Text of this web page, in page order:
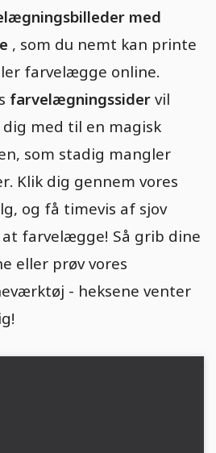
med
, som du nemt kan printe
farvelægge online.
farvelægningssider vil
med til en magisk
som stadig mangler
Klik dig gennem vores
og få timevis af sjov
at farvelægge! Så grib dine
eller prøv vores
- heksene venter